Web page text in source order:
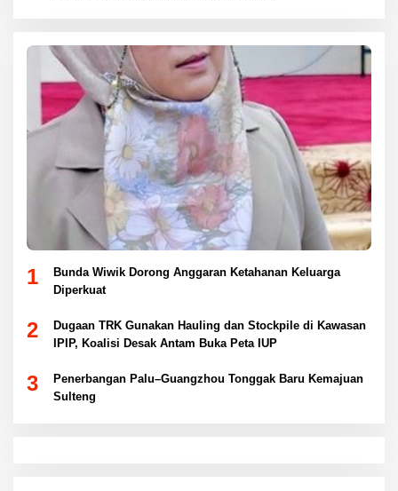
1
Bunda Wiwik Dorong Anggaran Ketahanan Keluarga
Diperkuat
2
Dugaan TRK Gunakan Hauling dan Stockpile di Kawasan
IPIP, Koalisi Desak Antam Buka Peta IUP
3
Penerbangan Palu–Guangzhou Tonggak Baru Kemajuan
Sulteng